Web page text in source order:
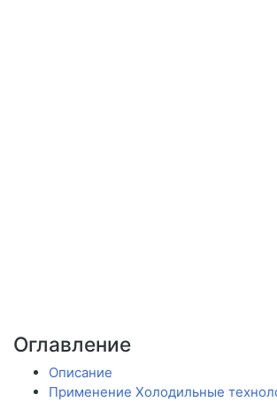
Оглавление
Описание
Применение Холодильные